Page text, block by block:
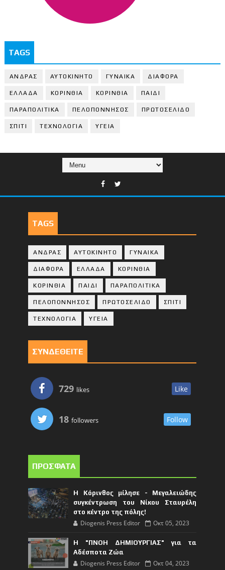
TAGS
ΑΝΔΡΑΣ ΑΥΤΟΚΙΝΗΤΟ ΓΥΝΑΙΚΑ ΔΙΑΦΟΡΑ
ΕΛΛΑΔΑ ΚΟΡΙΝΘΙΑ ΚΟΡΙΝΘΙA ΠΑΙΔΙ
ΠΑΡΑΠΟΛΙΤΙΚΑ ΠΕΛΟΠΟΝΝΗΣΟΣ ΠΡΩΤΟΣΕΛΙΔΟ
ΣΠΙΤΙ ΤΕΧΝΟΛΟΓΙΑ ΥΓΕΙΑ
TAGS
ΑΝΔΡΑΣ ΑΥΤΟΚΙΝΗΤΟ ΓΥΝΑΙΚΑ
ΔΙΑΦΟΡΑ ΕΛΛΑΔΑ ΚΟΡΙΝΘΙΑ
ΚΟΡΙΝΘΙA ΠΑΙΔΙ ΠΑΡΑΠΟΛΙΤΙΚΑ
ΠΕΛΟΠΟΝΝΗΣΟΣ ΠΡΩΤΟΣΕΛΙΔΟ ΣΠΙΤΙ
ΤΕΧΝΟΛΟΓΙΑ ΥΓΕΙΑ
ΣΥΝΔΕΘΕΙΤΕ
729 likes Like
18 followers Follow
ΠΡΟΣΦΑΤΑ
Η Κόρινθος μίλησε - Μεγαλειώδης
συγκέντρωση του Νίκου Σταυρέλη
στο κέντρο της πόλης!
Diogenis Press Editor Οκτ 05, 2023
Η "ΠΝΟΗ ΔΗΜΙΟΥΡΓΙΑΣ" για τα
Αδέσποτα Ζώα
Diogenis Press Editor Οκτ 04, 2023